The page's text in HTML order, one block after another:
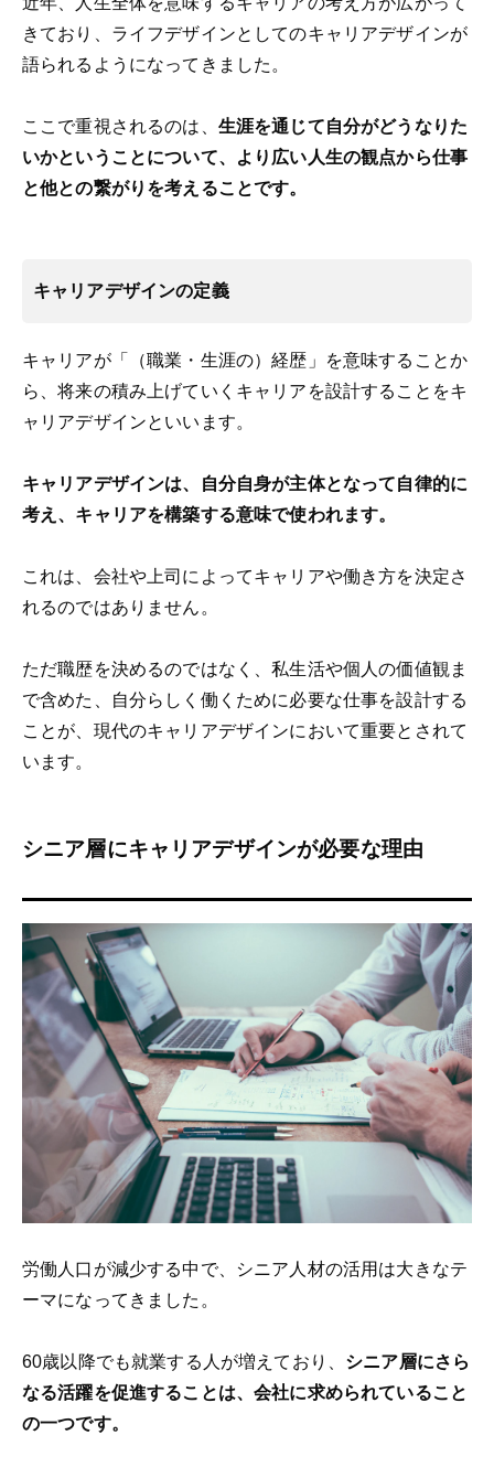
きており、ライフデザインとしてのキャリアデザインが
語られるようになってきました。
ここで重視されるのは、 生涯を通じて自分がどうなりた
いかということについて、より広い人生の観点から仕事
と他との繋がりを考えることです。
キャリアデザインの定義
キャリアが「（職業・生涯の）経歴」を意味することか
ら、将来の積み上げていくキャリアを設計することをキ
ャリアデザインといいます。
キャリアデザインは、自分自身が主体となって自律的に
考え、キャリアを構築する意味で使われます。
これは、会社や上司によってキャリアや働き方を決定さ
れるのではありません。
ただ職歴を決めるのではなく、私生活や個人の価値観ま
で含めた、自分らしく働くために必要な仕事を設計する
ことが、現代のキャリアデザインにおいて重要とされて
います。
シニア層にキャリアデザインが必要な理由
労働人口が減少する中で、シニア人材の活用は大きなテ
ーマになってきました。
60歳以降でも就業する人が増えており、 シニア層にさら
なる活躍を促進することは、会社に求められていること
の一つです。